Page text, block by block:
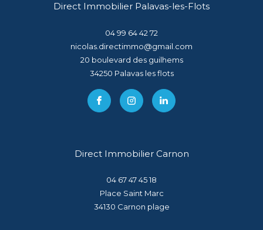
Direct Immobilier Palavas-les-Flots
04 99 64 42 72
nicolas.directimmo@gmail.com
20 boulevard des guilhems
34250
palavas les flots
Direct Immobilier Carnon
04 67 47 45 18
Place Saint Marc
34130
carnon plage